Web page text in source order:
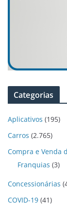
Categorias
Aplicativos (195)
Carros (2.765)
Compra e Venda
Franquias (3)
Concessionárias
COVID-19 (41)